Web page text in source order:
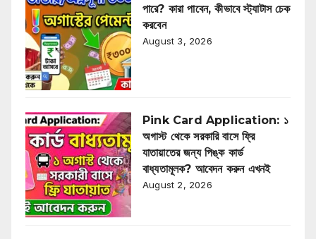
পারে? কারা পাবেন, কীভাবে স্ট্যাটাস চেক
করবেন
August 3, 2026
Pink Card Application: ১
অগাস্ট থেকে সরকারি বাসে ফ্রি
যাতায়াতের জন্য পিঙ্ক কার্ড
বাধ্যতামূলক? আবেদন করুন এখনই
August 2, 2026